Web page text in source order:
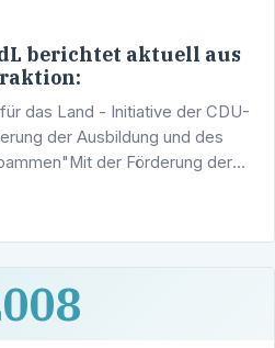
berichtet aktuell aus
das Land - Initiative der CDU-
der Ausbildung und des
der Förderung der